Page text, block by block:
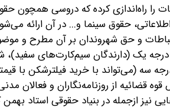
را راه‌اندازی کرده که دروسی همچون
حقوق سینما و... در آن ارائه
و حق شهروندان بر آن مطرح و
یک (دارندگان سیم‌کارت‌های سفید)،
سه (می‌تواند با خرید فیلترشکن با
قضائیه از روزنامه‌نگاران و فعالان
نیز از‌جمله در بنیاد حقوقی استاد